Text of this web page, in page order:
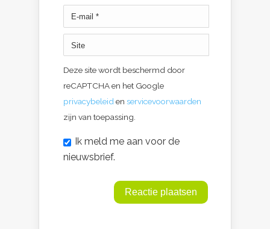
Deze site wordt beschermd door
reCAPTCHA en het Google
privacybeleiden servicevoorwaarden
zijn van toepassing.
Ik meld me aan voor de
nieuwsbrief.